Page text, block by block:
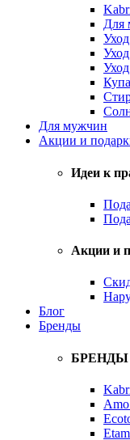
Для
Для мужчин
Акции и
Идеи к
Акции и
Блог
Бренды
БРЕНДЫ